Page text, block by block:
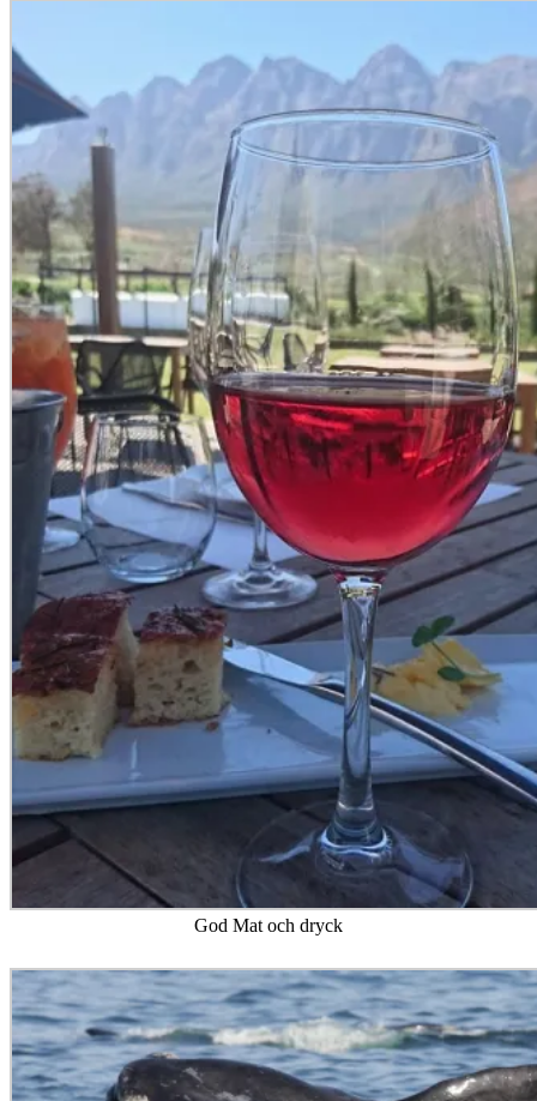
God Mat och dryck